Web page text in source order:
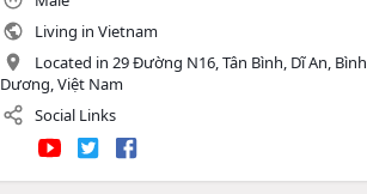
Living in Vietnam
Located in 29 Đường N16, Tân Bình, Dĩ An, Bình
Dương, Việt Nam
Social Links